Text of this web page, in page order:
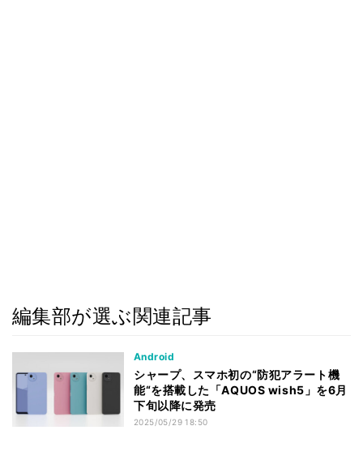
編集部が選ぶ関連記事
Android
シャープ、スマホ初の“防犯アラート機
能“を搭載した「AQUOS wish5」を6月
下旬以降に発売
2025/05/29 18:50